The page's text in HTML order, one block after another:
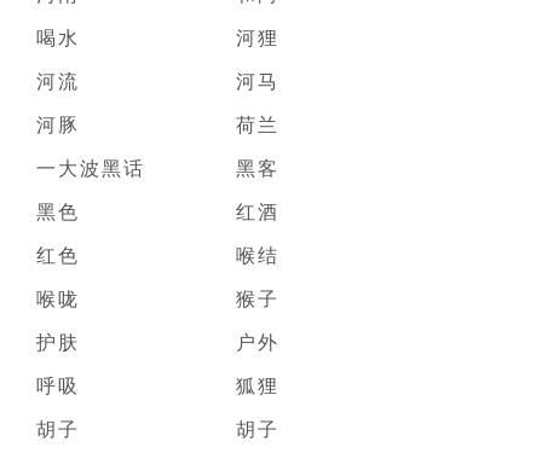
喝水
河狸
河流
河马
河豚
荷兰
一大波黑话
黑客
黑色
红酒
红色
喉结
喉咙
猴子
护肤
户外
呼吸
狐狸
胡子
胡子